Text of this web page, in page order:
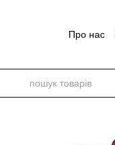
Про нас